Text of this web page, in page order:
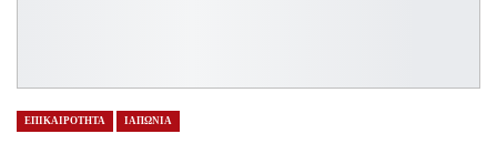
ΕΠΙΚΑΙΡΟΤΗΤΑ ΙΑΠΩΝΙΑ